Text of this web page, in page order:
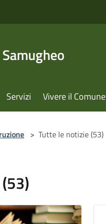
Servizi Vivere il Comune
> Tutte le notizie (53)